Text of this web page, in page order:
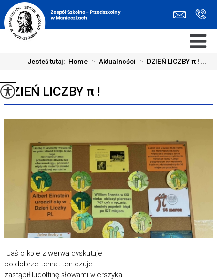
Jesteś tutaj: Home > Aktualności > DZIEŃ LICZBY π ! ...
DZIEŃ LICZBY π !
"Jaś o kole z werwą dyskutuje
bo dobrze temat ten czuje
zastąpił ludolfinę słowami wierszyka